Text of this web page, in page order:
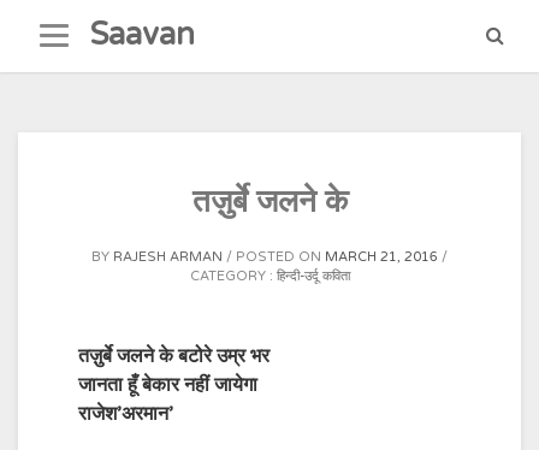
content
Saavan
तज़ुर्बे जलने के
BY RAJESH ARMAN POSTED ON MARCH 21, 2016
CATEGORY : हिन्दी-उर्दू कविता
तज़ुर्बे जलने के बटोरे उम्र भर
जानता हूँ बेकार नहीं जायेगा
राजेश’अरमान’